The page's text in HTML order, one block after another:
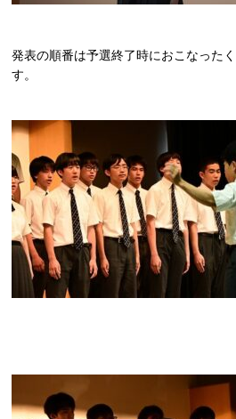
発表の順番は予選終了時におこなった
す。